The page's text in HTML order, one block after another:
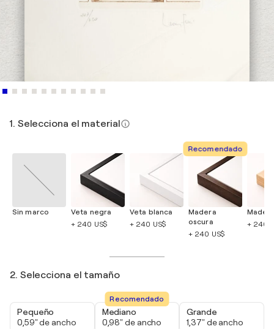
1. Selecciona el material
Sin marco
Veta negra
+ 240 US$
Veta blanca
+ 240 US$
Recomendado
Madera
oscura
+ 240 US$
+ 240
2. Selecciona el tamaño
Pequeño
0,59" de ancho
Recomendado
Mediano
0,98" de ancho
Grande
1,37" de ancho